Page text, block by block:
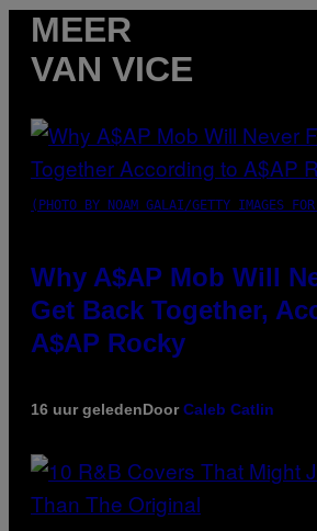
MEER
VAN VICE
(PHOTO BY NOAM GALAI/GETTY IMAGES
Why A$AP Mob Will
Get Back Together,
A$AP Rocky
16 uur geledenDoorCaleb Catlin